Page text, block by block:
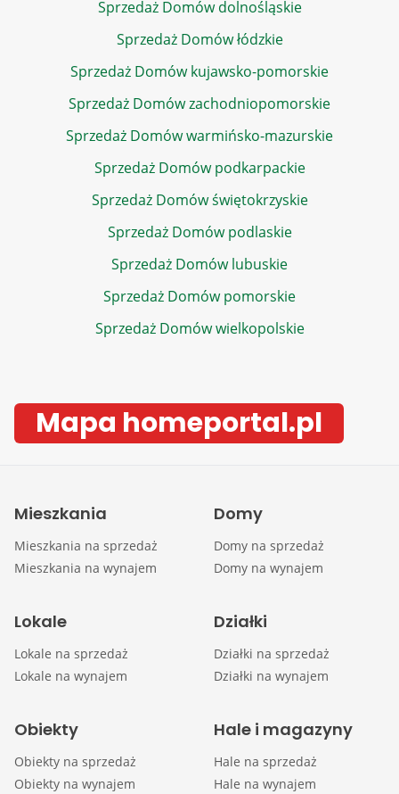
Sprzedaż Domów dolnośląskie
Sprzedaż Domów łódzkie
Sprzedaż Domów kujawsko-pomorskie
Sprzedaż Domów zachodniopomorskie
Sprzedaż Domów warmińsko-mazurskie
Sprzedaż Domów podkarpackie
Sprzedaż Domów świętokrzyskie
Sprzedaż Domów podlaskie
Sprzedaż Domów lubuskie
Sprzedaż Domów pomorskie
Sprzedaż Domów wielkopolskie
Mapa homeportal.pl
Mieszkania
Mieszkania na sprzedaż
Mieszkania na wynajem
Domy
Domy na sprzedaż
Domy na wynajem
Lokale
Lokale na sprzedaż
Lokale na wynajem
Działki
Działki na sprzedaż
Działki na wynajem
Obiekty
Obiekty na sprzedaż
Obiekty na wynajem
Hale i magazyny
Hale na sprzedaż
Hale na wynajem